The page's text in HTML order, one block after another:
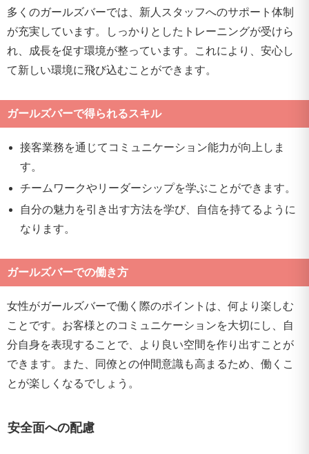
多くのガールズバーでは、新人スタッフへのサポート体制
が充実しています。しっかりとしたトレーニングが受けら
れ、成長を促す環境が整っています。これにより、安心し
て新しい環境に飛び込むことができます。
ガールズバーで得られるスキル
接客業務を通じてコミュニケーション能力が向上しま
す。
チームワークやリーダーシップを学ぶことができます。
自分の魅力を引き出す方法を学び、自信を持てるように
なります。
ガールズバーでの働き方
女性がガールズバーで働く際のポイントは、何より楽しむ
ことです。お客様とのコミュニケーションを大切にし、自
分自身を表現することで、より良い空間を作り出すことが
できます。また、同僚との仲間意識も高まるため、働くこ
とが楽しくなるでしょう。
安全面への配慮